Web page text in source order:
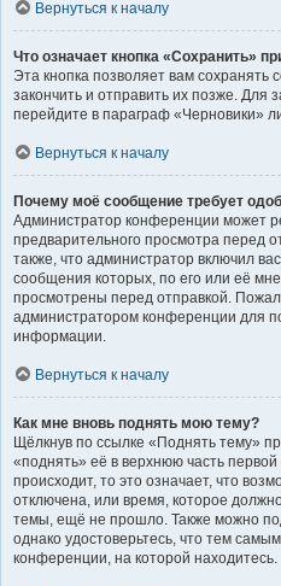
Вернуться к началу
Что означает кнопка «Сохранить»
Эта кнопка позволяет вам сохранять
закончить и отправить их позже. Для
перейдите в параграф «Черновики»
Вернуться к началу
Почему моё сообщение требует
Администратор конференции может
предварительного просмотра перед
также, что администратор включил
сообщения которых, по его или её
просмотрены перед отправкой.
администратором конференции для
информации.
Вернуться к началу
Как мне вновь поднять мою тему?
Щёлкнув по ссылке «Поднять тему»
«поднять» её в верхнюю часть
происходит, то это означает, что
отключена, или время, которое
темы, ещё не прошло. Также можно
однако удостоверьтесь, что тем
конференции, на которой находитесь.